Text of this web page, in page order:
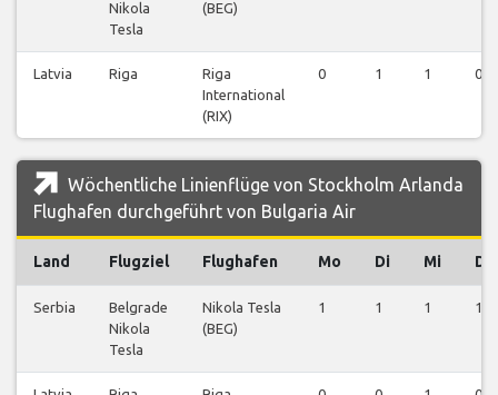
Nikola
Tesla
(BEG)
Latvia Riga
Riga
International
(RIX)
0 1 1 0
Wöchentliche Linienflüge von Stockholm Arlanda
Flughafen durchgeführt von Bulgaria Air
Land Flugziel Flughafen Mo Di Mi Do
Serbia
Belgrade
Nikola
Tesla
Nikola Tesla
(BEG)
1 1 1 1